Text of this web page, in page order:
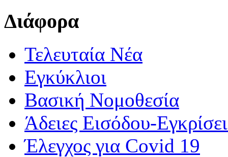
Διάφορα
Τελευταία Νέα
Εγκύκλιοι
Βασική Νομοθεσία
Άδειες Εισόδου-
Έλεγχος για Covid 19